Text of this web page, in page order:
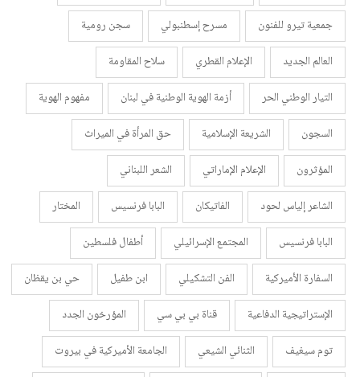
جمعية تيرو للفنون
مسرح إسطنبولي
سجن رومية
العالم الجديد
الإعلام القطري
سلاح المقاومة
التيار الوطني الحر
أزمة الهوية الوطنية في لبنان
مفهوم الهوية
السجون
الشريعة الإسلامية
حق المرأة في الميراث
المؤثرون
الإعلام الإماراتي
الشعر اللبناني
الشاعر إلياس لحود
الفاتيكان البابا فرنسيس
المختار
البابا فرنسيس
المجتمع الإسرائيلي
أطفال فلسطين
السفارة الأميركية
الفن التشكيلي ابن طفيل
حي بن يقظان
الإستراتيجية الدفاعية
قناة بي بي سي
المؤرخون الجدد
توم سيغيف
الثنائي الشيعي
الجامعة الأميركية في بيروت